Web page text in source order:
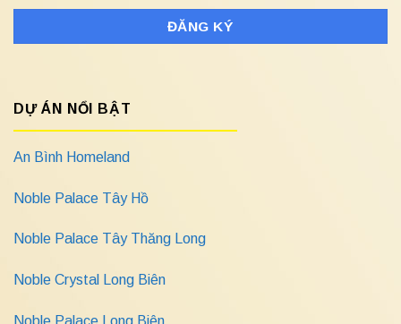
DỰ ÁN NỔI BẬT
An Bình Homeland
Noble Palace Tây Hồ
Noble Palace Tây Thăng Long
Noble Crystal Long Biên
Noble Palace Long Biên